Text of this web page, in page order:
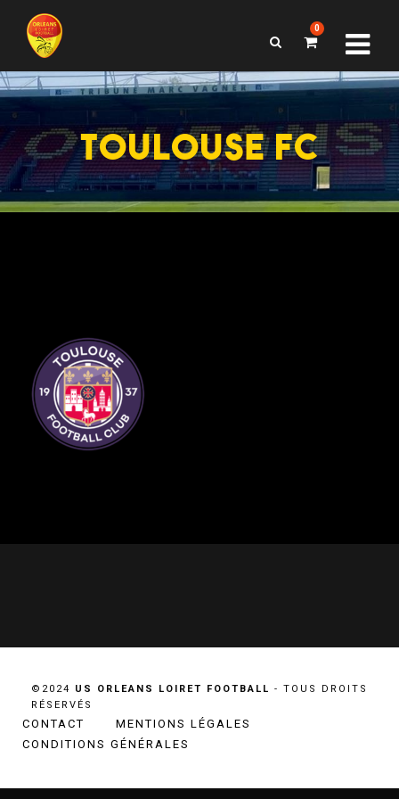
0
TOULOUSE FC
©2024 US ORLEANS LOIRET FOOTBALL - TOUS DROITS
RÉSERVÉS
CONTACT
MENTIONS LÉGALES
CONDITIONS GÉNÉRALES